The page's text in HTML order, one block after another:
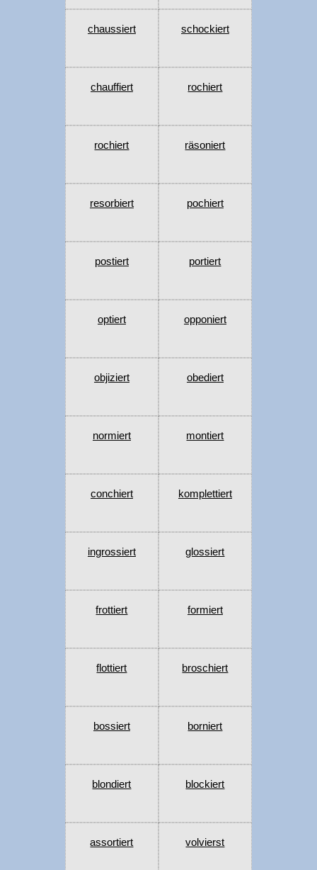
chaussiert schockiert
chauffiert rochiert
rochiert räsoniert
resorbiert pochiert
postiert portiert
optiert opponiert
objiziert obediert
normiert montiert
conchiert komplettiert
ingrossiert glossiert
frottiert formiert
flottiert broschiert
bossiert borniert
blondiert blockiert
assortiert volvierst